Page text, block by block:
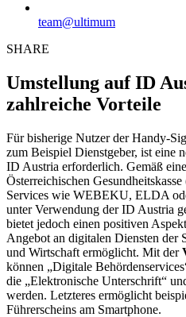
team@ultimum
SHARE
Umstellung auf ID
zahlreiche Vorteile
Für bisherige Nutzer der Handy-
zum Beispiel Dienstgeber, ist eine
ID Austria erforderlich. Gemäß
Österreichischen
Services wie WEBEKU, ELDA
unter Verwendung der ID Austria
bietet jedoch einen positiven
Angebot an digitalen Diensten der
und Wirtschaft ermöglicht. Mit der
können „Digitale
die „Elektronische Unterschrift“
werden. Letzteres ermöglicht
Führerscheins am Smartphone.